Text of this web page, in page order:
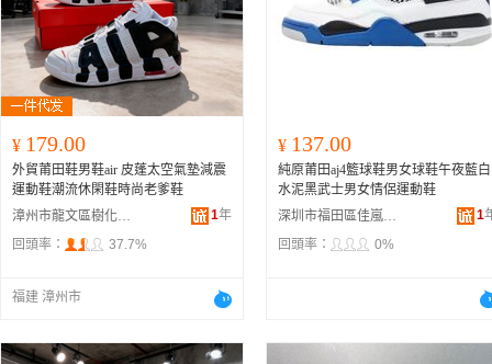
¥ 179.00
外貿莆田鞋男鞋air 皮蓬太空氣墊減震
運動鞋潮流休閑鞋時尚老爹鞋
漳州市龍文區樹化未百貨商行
1年
回頭率：
37.7%
福建 漳州市
¥ 137.00
純原莆田aj4籃球鞋男女球鞋午夜藍白
水泥黑武士男女情侶運動鞋
深圳市福田區佳嵐玥貿易商行
1
回頭率：
0%